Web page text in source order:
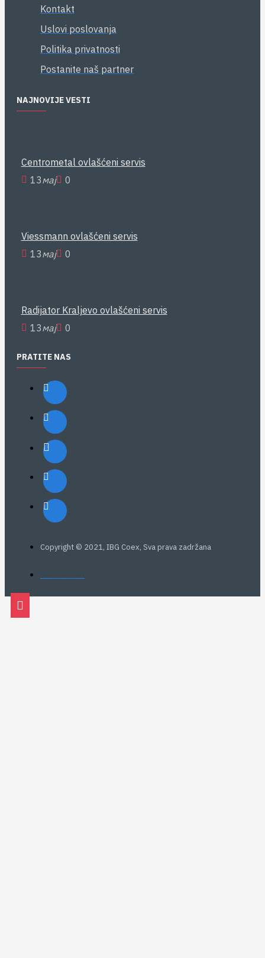
Kontakt
Uslovi poslovanja
Politika privatnosti
Postanite naš partner
NAJNOVIJE VESTI
Centrometal ovlašćeni servis
13мај 0
Viessmann ovlašćeni servis
13мај 0
Radijator Kraljevo ovlašćeni servis
13мај 0
PRATITE NAS
Copyright © 2021, IBG Coex, Sva prava zadržana